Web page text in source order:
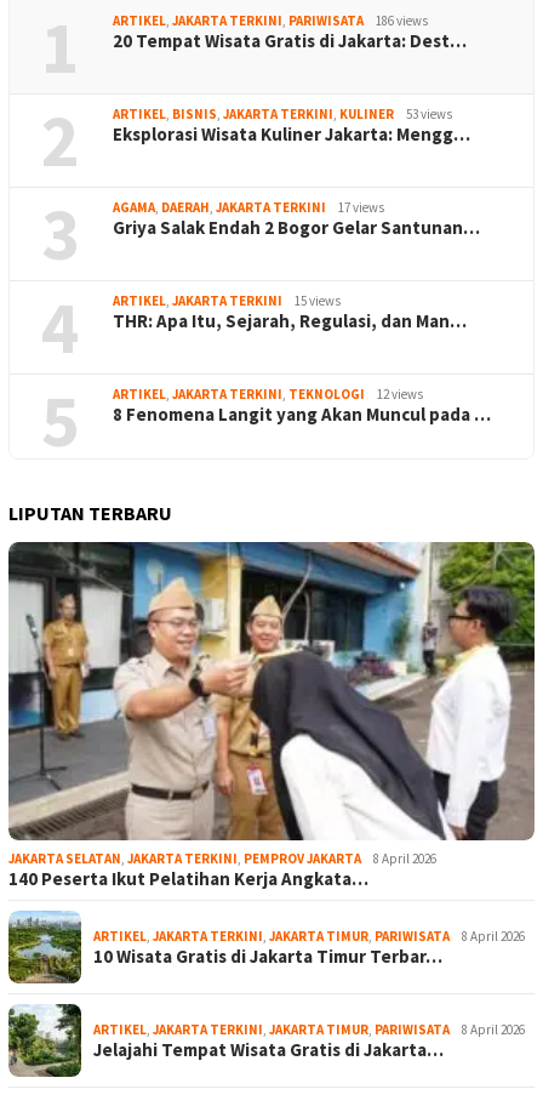
1 ARTIKEL, JAKARTA TERKINI, PARIWISATA 186 views
20 Tempat Wisata Gratis di Jakarta: Dest…
2 ARTIKEL, BISNIS, JAKARTA TERKINI, KULINER 53 views
Eksplorasi Wisata Kuliner Jakarta: Mengg…
3 AGAMA, DAERAH, JAKARTA TERKINI 17 views
Griya Salak Endah 2 Bogor Gelar Santunan…
4 ARTIKEL, JAKARTA TERKINI 15 views
THR: Apa Itu, Sejarah, Regulasi, dan Man…
5 ARTIKEL, JAKARTA TERKINI, TEKNOLOGI 12 views
8 Fenomena Langit yang Akan Muncul pada …
LIPUTAN TERBARU
JAKARTA SELATAN, JAKARTA TERKINI, PEMPROV JAKARTA 8 April 2026
140 Peserta Ikut Pelatihan Kerja Angkata…
ARTIKEL, JAKARTA TERKINI, JAKARTA TIMUR, PARIWISATA 8 April 2026
10 Wisata Gratis di Jakarta Timur Terbar…
ARTIKEL, JAKARTA TERKINI, JAKARTA TIMUR, PARIWISATA 8 April 2026
Jelajahi Tempat Wisata Gratis di Jakarta…